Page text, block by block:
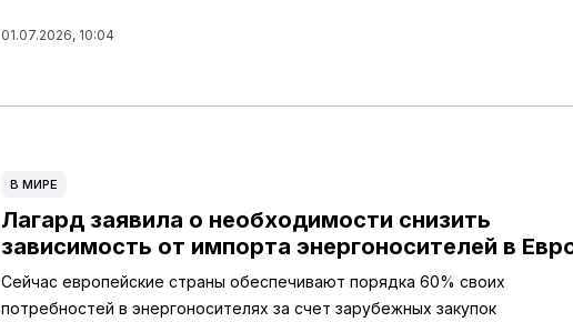
01.07.2026, 10:04
В МИРЕ
Лагард заявила о необходимости снизить
зависимость от импорта энергоносителей в
Сейчас европейские страны обеспечивают порядка 60% своих
потребностей в энергоносителях за счет зарубежных закупок